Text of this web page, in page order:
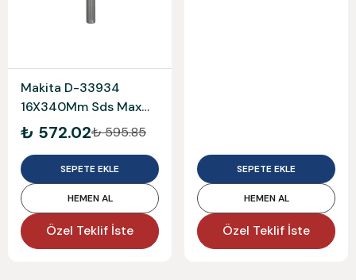
Makita D-33934
16X340Mm Sds Max
Beton Matkap Ucu
₺ 572.02₺ 595.85
SEPETE EKLE
HEMEN AL
Özel Teklif İste
SEPETE EKLE
HEMEN AL
Özel Teklif İste